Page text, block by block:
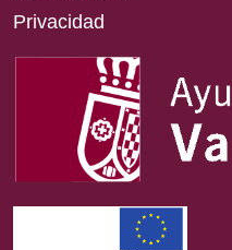
Privacidad